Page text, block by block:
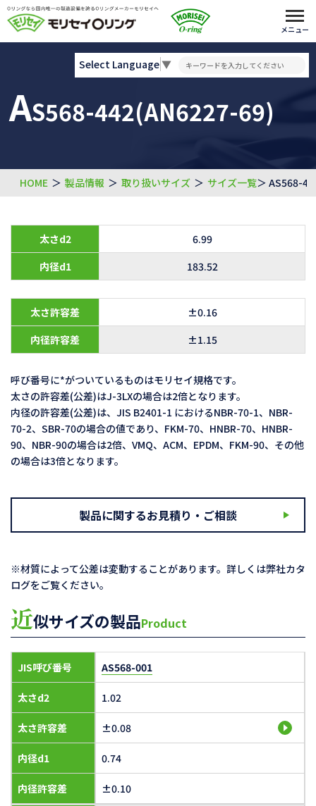
メニュー
AS568-442(AN6227-69)
Select Language▼
HOME ＞ 製品情報 ＞ 取り扱いサイズ ＞ サイズ一覧＞ AS568-
太さd2
6.99
内径d1
183.52
太さ許容差
±0.16
内径許容差
±1.15
呼び番号に*がついているものはモリセイ規格です。
太さの許容差(公差)はJ-3LXの場合は2倍となります。
内径の許容差(公差)は、JIS B2401-1 におけるNBR-70-1、NBR-
70-2、SBR-70の場合の値であり、FKM-70、HNBR-70、HNBR-
90、NBR-90の場合は2倍、VMQ、ACM、EPDM、FKM-90、その他
の場合は3倍となります。
製品に関するお見積り・ご相談
※材質によって公差は変動することがあります。詳しくは弊社カタ
ログをご覧ください。
近似サイズの製品Product
JIS呼び番号
太さd2
太さ許容差
内径d1
内径許容差
AS568-001
1.02
±0.08
0.74
±0.10